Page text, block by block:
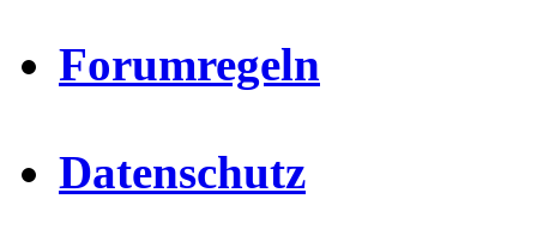
Forumregeln
Datenschutz